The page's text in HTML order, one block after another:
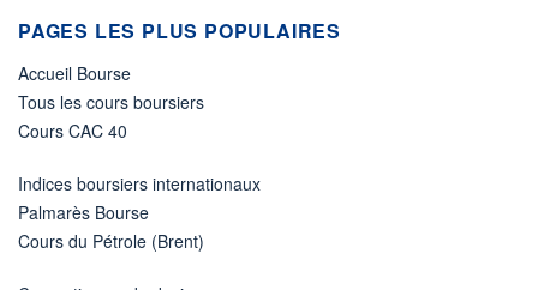
ESTIMÉ 2026
-
2026
-
DERNIER
DIVIDENDE
0,00 EUR
DIVIDENDE
-
ÉLIGIBILITÉ
Non éligible
PAGES LES PLUS POPULAIRES
Accueil Bourse
Tous les cours boursiers
Cours CAC 40
Indices boursiers internationaux
Palmarès Bourse
Cours du Pétrole (Brent)